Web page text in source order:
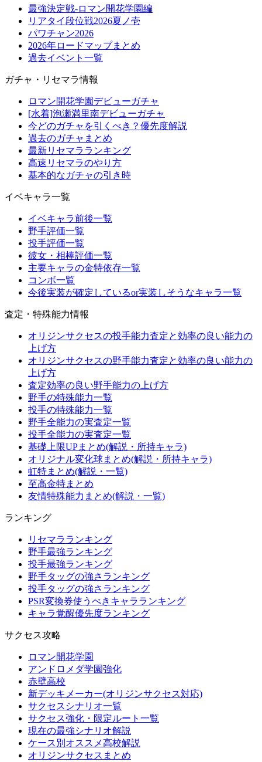
最強決定戦-ロマン開花学園編
リアタイ段位戦2026夏ノ壱
パワチャン2026
2026年ロードマップまとめ
過去イベント一覧
ガチャ・リセマラ情報
ロマン開花学園デビューガチャ
[水着]泡瀬満里南デビューガチャ
今どのガチャを引くべき？優先度解説
過去のガチャまとめ
最新リセマラランキング
高速リセマラのやり方
基本的なガチャの引き時
イベキャラ一覧
イベキャラ前後一覧
野手評価一覧
投手評価一覧
彼女・相棒評価一覧
主要キャラの金特依存一覧
コンボ一覧
今後実装が確定しているor実装しそうなキャラ一覧
査定・特殊能力情報
オリジンサクセスの投手能力査定と効率の良い能力の
上げ方
オリジンサクセスの野手能力査定と効率の良い能力の
上げ方
査定効率の良い野手能力の上げ方
野手の特殊能力一覧
投手の特殊能力一覧
野手全能力の実査定一覧
投手全能力の実査定一覧
基礎上限UPまとめ(解説・所持キャラ)
オリジナル変化球まとめ(解説・所持キャラ)
虹特まとめ(解説・一覧)
至高金特まとめ
友情特殊能力まとめ(解説・一覧)
ランキング
リセマラランキング
野手最強ランキング
投手最強ランキング
野手タッグの強さランキング
投手タッグの強さランキング
PSR変換券使うべきキャラランキング
キャラ覚醒優先度ランキング
サクセス攻略
ロマン開花学園
アンドロメダ学園強化
赤壁高校
新デッキメーカー(オリジンサクセス対応)
サクセスシナリオ一覧
サクセス強化・限定ルート一覧
現在の最強シナリオ解説
ケース別オススメ高校解説
オリジンサクセスまとめ